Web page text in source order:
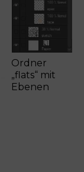
Ordner
„flats“ mit
Ebenen